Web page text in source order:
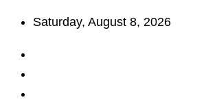
Skip
content
Saturday, August 8, 2026